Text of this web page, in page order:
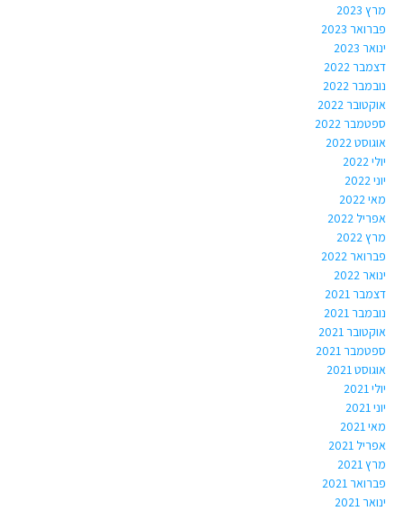
מרץ 2023
פברואר 2023
ינואר 2023
דצמבר 2022
נובמבר 2022
אוקטובר 2022
ספטמבר 2022
אוגוסט 2022
יולי 2022
יוני 2022
מאי 2022
אפריל 2022
מרץ 2022
פברואר 2022
ינואר 2022
דצמבר 2021
נובמבר 2021
אוקטובר 2021
ספטמבר 2021
אוגוסט 2021
יולי 2021
יוני 2021
מאי 2021
אפריל 2021
מרץ 2021
פברואר 2021
ינואר 2021